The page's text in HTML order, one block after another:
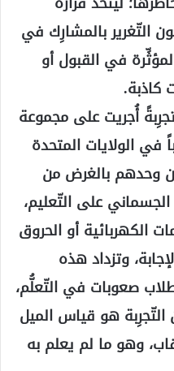
التّغرير بالمشارِك في
في القبول أو
كاذبة.
أُجريت على مجموعة
في الولايات المتحدة
وحدهم بالغرض من
الجسماني على التّعليم،
الكهربائية أو الحروق
وتزداد هذه
صعوبات في التّعلُّم،
هو قياس الميل
وهو ما لم يعلم به